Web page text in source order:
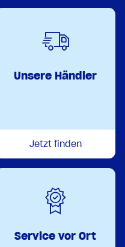
Unsere Händler
Jetzt finden
Service vor Ort